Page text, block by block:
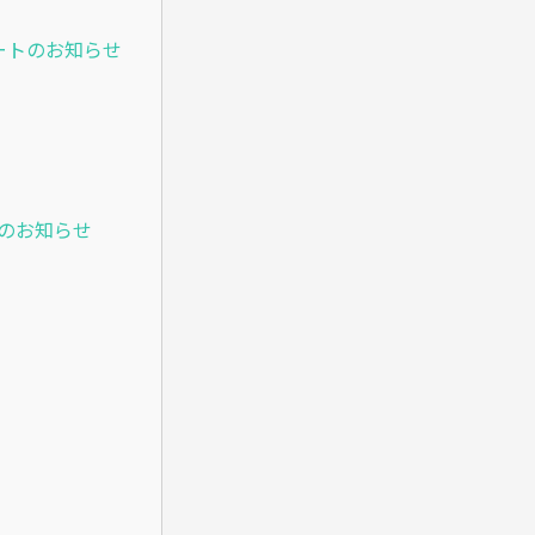
のお知らせ
お知らせ